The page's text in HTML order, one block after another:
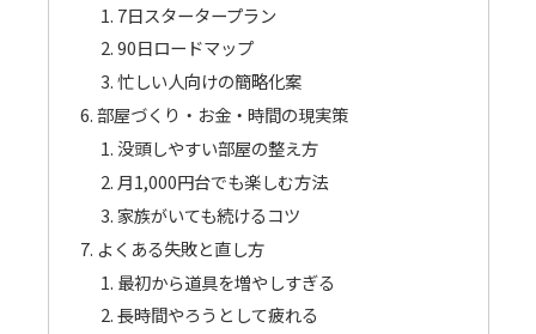
7日スタータープラン
90日ロードマップ
忙しい人向けの簡略化案
部屋づくり・お金・時間の現実策
没頭しやすい部屋の整え方
月1,000円台でも楽しむ方法
家族がいても続けるコツ
よくある失敗と直し方
最初から道具を増やしすぎる
長時間やろうとして疲れる